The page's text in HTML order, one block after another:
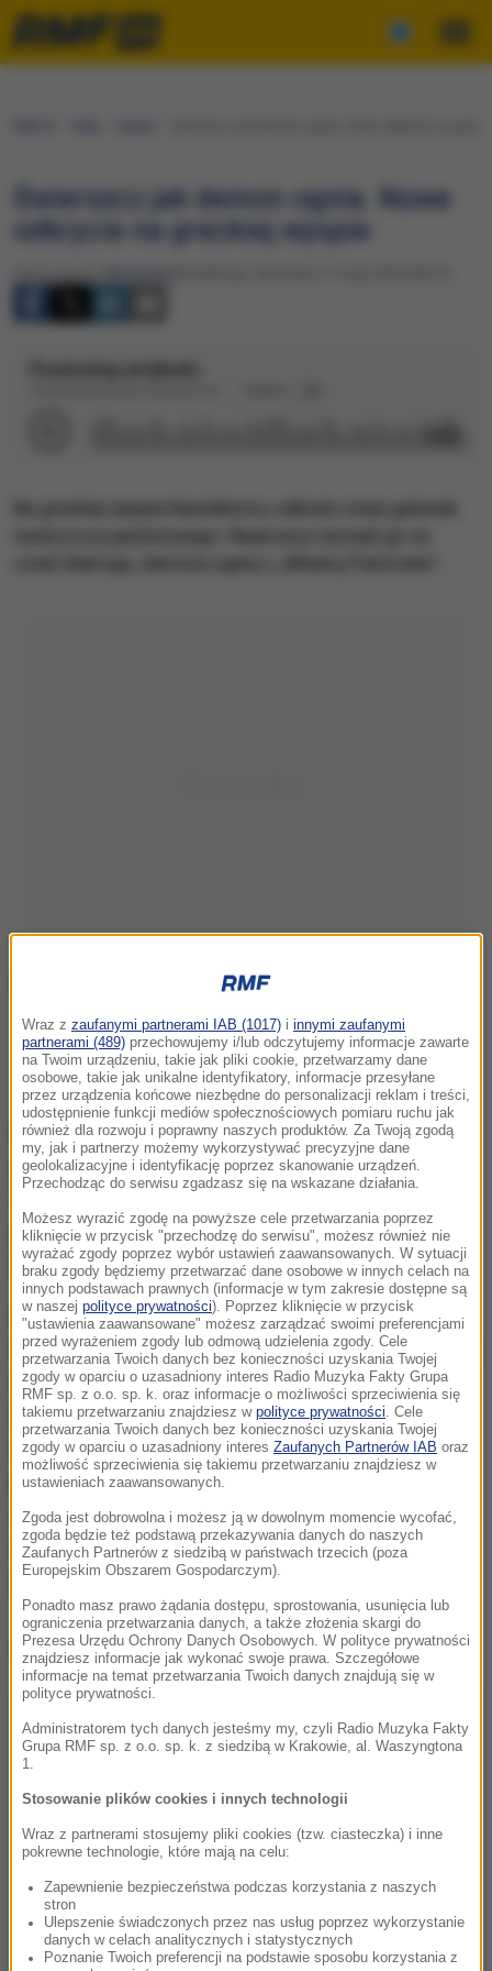
Świerszcz jak demon ognia. Nowe
odkrycie na greckiej wyspie
Więcej informacji z kraju i ze świata
znajdzieszna stronie głównej rmf24.pl
Kastelorizo to niewielka grecka wyspa, położona
zaledwie 3 kilometry od południowych wybrzeży
wcześniej owada, który żyje w sieci sztucznych
tuneli,wydrążonych przez człowieka.
Na łamach "Journal of Orthoptera Research"
naukowcy relacjonują, że nowy gatunek, który odkryli,
należy do świerszczy jaskiniowych z rodzaju
Dolichopoda, zamieszkujących ciemne, wilgotne
środowiska, takie jakjaskinie, szczeliny i
przestrzenie podziemne
wschodniej części Morza Śródziemnego. Ich
izolowane populacje często ewoluują w odrębne
gatunki na wyspach lub w systemach jaskiń.
Dalsza część artykułu pod materiałem video:
Wraz z zaufanymi partnerami IAB (1017) i innymi zaufanymi
partnerami (489) przechowujemy i/lub odczytujemy informacje zawarte
na Twoim urządzeniu, takie jak pliki cookie, przetwarzamy dane
osobowe, takie jak unikalne identyfikatory, informacje przesyłane
przez urządzenia końcowe niezbędne do personalizacji reklam i treści,
udostępnienie funkcji mediów społecznościowych pomiaru ruchu jak
również dla rozwoju i poprawny naszych produktów. Za Twoją zgodą
my, jak i partnerzy możemy wykorzystywać precyzyjne dane
geolokalizacyjne i identyfikację poprzez skanowanie urządzeń.
Przechodząc do serwisu zgadzasz się na wskazane działania.
Możesz wyrazić zgodę na powyższe cele przetwarzania poprzez
kliknięcie w przycisk "przechodzę do serwisu", możesz również nie
wyrażać zgody poprzez wybór ustawień zaawansowanych. W sytuacji
braku zgody będziemy przetwarzać dane osobowe w innych celach na
innych podstawach prawnych (informacje w tym zakresie dostępne są
w naszej polityce prywatności). Poprzez kliknięcie w przycisk
"ustawienia zaawansowane" możesz zarządzać swoimi preferencjami
przed wyrażeniem zgody lub odmową udzielenia zgody. Cele
przetwarzania Twoich danych bez konieczności uzyskania Twojej
zgody w oparciu o uzasadniony interes Radio Muzyka Fakty Grupa
RMF sp. z o.o. sp. k. oraz informacje o możliwości sprzeciwienia się
takiemu przetwarzaniu znajdziesz w polityce prywatności. Cele
przetwarzania Twoich danych bez konieczności uzyskania Twojej
zgody w oparciu o uzasadniony interes Zaufanych Partnerów IAB oraz
możliwość sprzeciwienia się takiemu przetwarzaniu znajdziesz w
ustawieniach zaawansowanych.
Zgoda jest dobrowolna i możesz ją w dowolnym momencie wycofać,
zgoda będzie też podstawą przekazywania danych do naszych
Zaufanych Partnerów z siedzibą w państwach trzecich (poza
Europejskim Obszarem Gospodarczym).
Ponadto masz prawo żądania dostępu, sprostowania, usunięcia lub
ograniczenia przetwarzania danych, a także złożenia skargi do
Prezesa Urzędu Ochrony Danych Osobowych. W polityce prywatności
znajdziesz informacje jak wykonać swoje prawa. Szczegółowe
informacje na temat przetwarzania Twoich danych znajdują się w
polityce prywatności.
Administratorem tych danych jesteśmy my, czyli Radio Muzyka Fakty
Grupa RMF sp. z o.o. sp. k. z siedzibą w Krakowie, al. Waszyngtona
1.
Stosowanie plików cookies i innych technologii
Wraz z partnerami stosujemy pliki cookies (tzw. ciasteczka) i inne
pokrewne technologie, które mają na celu:
Zapewnienie bezpieczeństwa podczas korzystania z naszych
stron
Ulepszenie świadczonych przez nas usług poprzez wykorzystanie
danych w celach analitycznych i statystycznych
Poznanie Twoich preferencji na podstawie sposobu korzystania z